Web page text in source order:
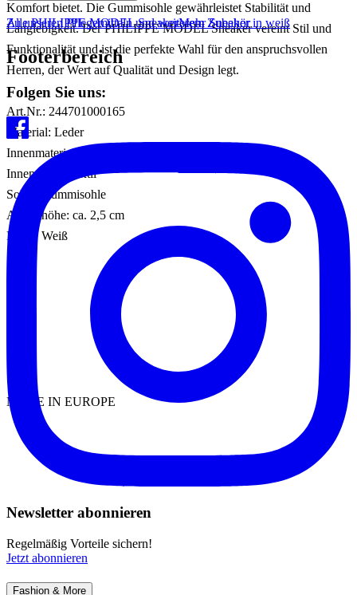
Komfort bietet. Die Gummisohle gewährleistet Stabilität und
Langlebigkeit. Der PHILIPPE MODEL Sneaker vereint Stil und
Funktionalität und ist die perfekte Wahl für den anspruchsvollen
Herren, der Wert auf Qualität und Design legt.
Art.Nr.: 244701000165
Material: Leder
Innenmaterial: Leder/Textil
Innensohle: Textil
Sohle: Gummisohle
Absatzhöhe: ca. 2,5 cm
Farbe: Weiß
MADE IN EUROPE
Zu unseren Pflegemitteln und weiterem Zubehör
Alle PHILIPPE MODEL SneakerMehr Sneaker in weiß
Footerbereich
Folgen Sie uns:
Newsletter abonnieren
Regelmäßig Vorteile sichern!
Jetzt abonnieren
Fashion & More